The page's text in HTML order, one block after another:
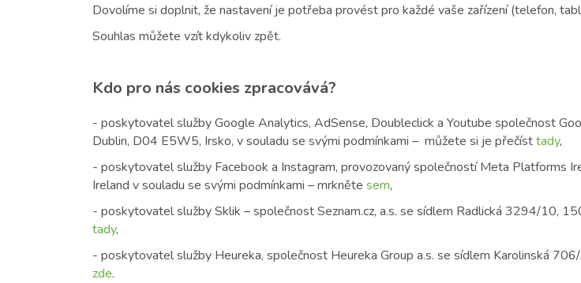
Dovolíme si doplnit, že nastavení je potřeba provést pro každé vaše zařízení (telefon,
Souhlas můžete vzít kdykoliv zpět.
Kdo pro nás cookies zpracovává?
- poskytovatel služby Google Analytics, AdSense, Doubleclick a Youtube společnost
Dublin, D04 E5W5, Irsko, v souladu se svými podmínkami – můžete si je přečísttady,
- poskytovatel služby Facebook a Instagram, provozovaný společností Meta Platforms
Ireland v souladu se svými podmínkami – mrkněte sem,
- poskytovatel služby Sklik – společnost Seznam.cz, a.s. se sídlem Radlická 3294/10,
tady,
- poskytovatel služby Heureka, společnost Heureka Group a.s. se sídlem Karolinská
zde.